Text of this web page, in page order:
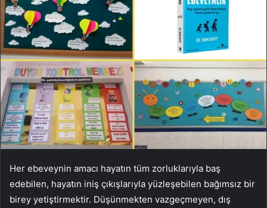
Her ebeveynin amacı hayatın tüm zorluklarıyla baş
edebilen, hayatın iniş çıkışlarıyla yüzleşebilen bağımsız bir
birey yetiştirmektir. Düşünmekten vazgeçmeyen, dış